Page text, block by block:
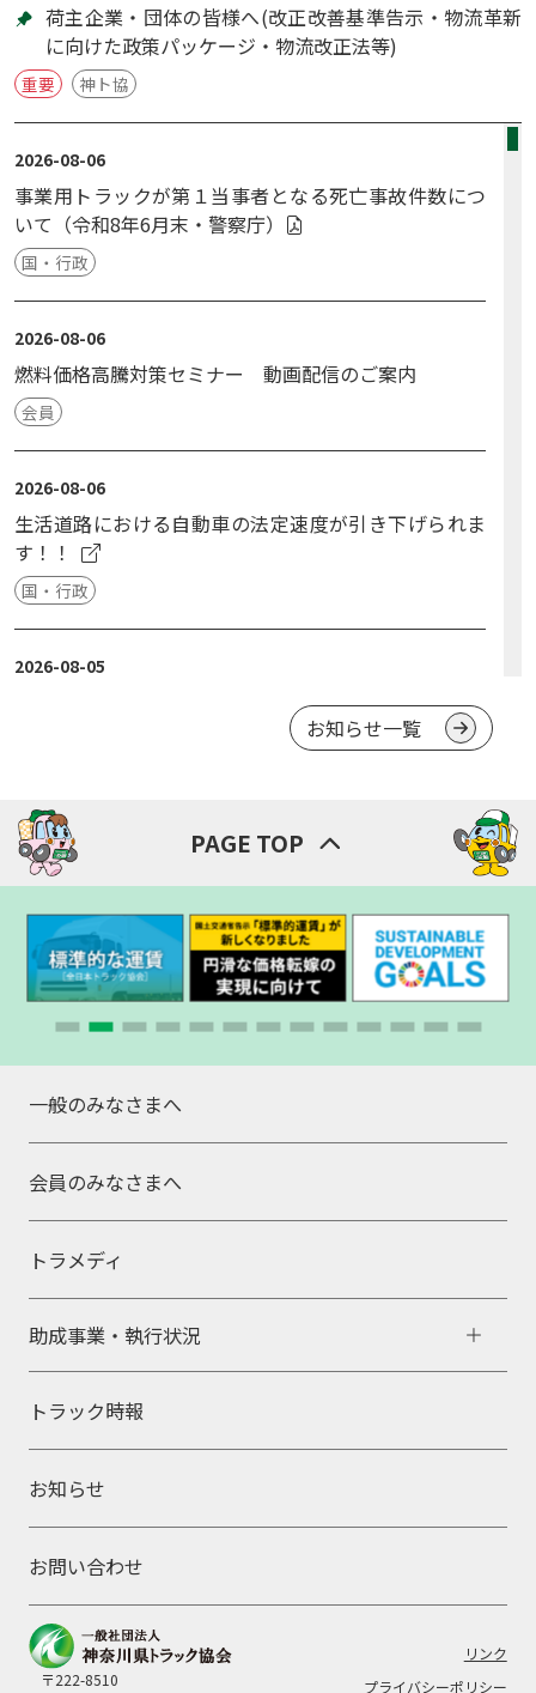
荷主企業・団体の皆様へ(改正改善基準告示・物流革新
に向けた政策パッケージ・物流改正法等)
重要 神ト協
2026-08-06
事業用トラックが第１当事者となる死亡事故件数につ
いて（令和8年6月末・警察庁）
国・行政
2026-08-06
燃料価格高騰対策セミナー 動画配信のご案内
会員
2026-08-06
生活道路における自動車の法定速度が引き下げられま
す！！
国・行政
2026-08-05
令和8年度「労務研修会」開催のご案内
2026-08-05
西湘バイパス 高波の影響による通行止めのお知らせ
気象情報・道路交通情報
2026-08-05
台風第１３号に備えた体制の確保等について（注意喚
気象情報・道路交通情報
2026-08-03
2026-07-27
国・行政
2026-07-27
プレスリリース「２０２６年度（令和８年度）貨物自
動車運送事業安全性評価事業（Ｇマーク制度）申請受
全ト協
お知らせ一覧
PAGE TOP
一般のみなさまへ
会員のみなさまへ
トラメディ
助成事業・執行状況
トラック時報
お知らせ
お問い合わせ
〒222-8510
リンク
プライバシーポリシー